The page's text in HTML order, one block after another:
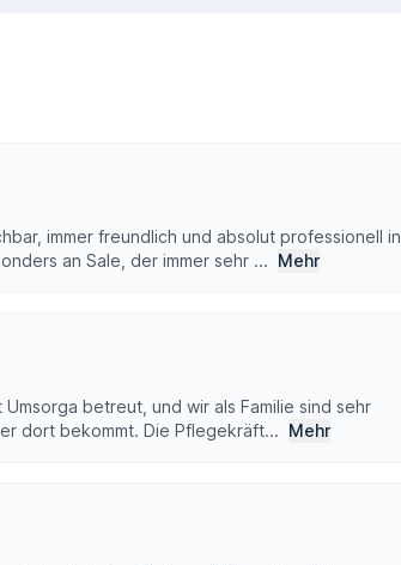
immer freundlich und absolut professionell in
an Sale, der immer sehr ... Mehr
betreut, und wir als Familie sind sehr
dort bekommt. Die Pflegekräft... Mehr